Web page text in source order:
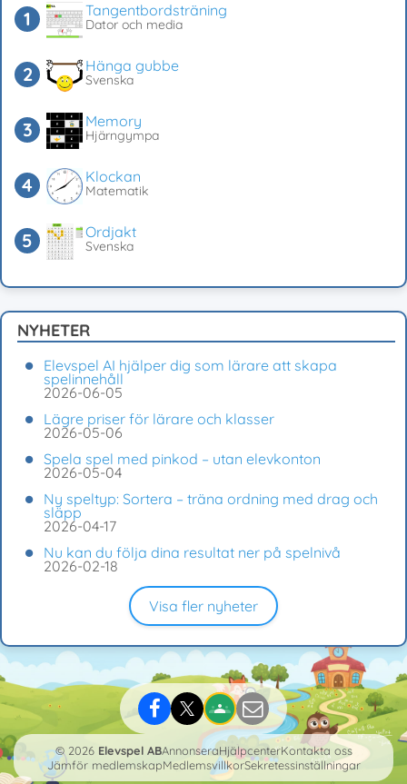
Tangentbordsträning
Dator och media
Hänga gubbe
Svenska
Memory
Hjärngympa
Klockan
Matematik
Ordjakt
Svenska
NYHETER
Elevspel AI hjälper dig som lärare att skapa
spelinnehåll
2026-06-05
Lägre priser för lärare och klasser
2026-05-06
Spela spel med pinkod – utan elevkonton
2026-05-04
Ny speltyp: Sortera – träna ordning med drag och
släpp
2026-04-17
Nu kan du följa dina resultat ner på spelnivå
2026-02-18
Visa fler nyheter
© 2026 Elevspel ABAnnonseraHjälpcenterKontakta oss
Jämför medlemskapMedlemsvillkorSekretessinställningar